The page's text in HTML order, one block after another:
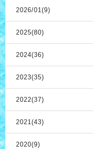
2026/01(9)
2025(80)
2024(36)
2023(35)
2022(37)
2021(43)
2020(9)